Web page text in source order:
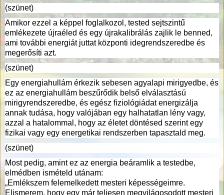
(szünet)
Amikor ezzel a képpel foglalkozol, tested sejtszintű
emlékezete újraéled és egy újrakalibrálás zajlik le benned,
ami további energiát juttat központi idegrendszeredbe és
megerősíti azt.
(szünet)
Egy energiahullám érkezik sebesen agyalapi mirigyedbe, és
ez az energiahullám beszűrődik belső elválasztású
mirigyrendszeredbe, és egész fiziológiádat energizálja
annak tudása, hogy valójában egy halhatatlan lény vagy,
azzal a hatalommal, hogy az életet döntésed szerint egy
fizikai vagy egy energetikai rendszerben tapasztald meg.
(szünet)
Most pedig, amint ez az energia beáramlik a testedbe,
elmédben ismételd utánam:
„Emlékszem felemelkedett mesteri képességeimre.
Elismerem, hogy egy már teljesen megvilágosodott mesteri